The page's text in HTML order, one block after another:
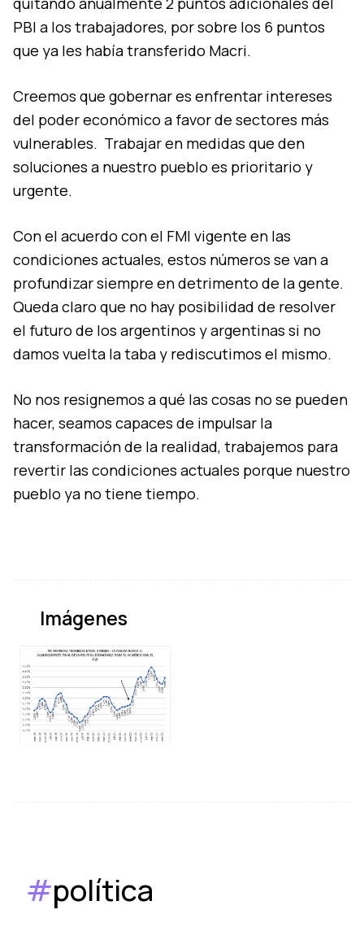
PBI a los trabajadores, por sobre los 6 puntos
que ya les había transferido Macri.
Creemos que gobernar es enfrentar intereses
del poder económico a favor de sectores más
vulnerables. Trabajar en medidas que den
soluciones a nuestro pueblo es prioritario y
urgente.
Con el acuerdo con el FMI vigente en las
condiciones actuales, estos números se van a
profundizar siempre en detrimento de la gente.
Queda claro que no hay posibilidad de resolver
el futuro de los argentinos y argentinas si no
damos vuelta la taba y rediscutimos el mismo.
No nos resignemos a qué las cosas no se pueden
hacer, seamos capaces de impulsar la
transformación de la realidad, trabajemos para
revertir las condiciones actuales porque nuestro
pueblo ya no tiene tiempo.
Imágenes
#política